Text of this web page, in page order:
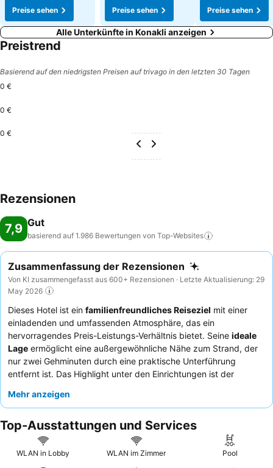
Preise sehen
Preise sehen
Preise sehen
Alle Unterkünfte in Konakli anzeigen
Preistrend
Basierend auf den niedrigsten Preisen auf trivago in den letzten 30 Tagen
0 €
0 €
0 €
Rezensionen
7,9 Gut
basierend auf 1.986 Bewertungen von Top-Websites
Zusammenfassung der Rezensionen
Von KI zusammengefasst aus 600+ Rezensionen · Letzte Aktualisierung: 29
May 2026
Dieses Hotel ist ein familienfreundliches Reiseziel mit einer
einladenden und umfassenden Atmosphäre, das ein
hervorragendes Preis-Leistungs-Verhältnis bietet. Seine ideale
Lage ermöglicht eine außergewöhnliche Nähe zum Strand, der
nur zwei Gehminuten durch eine praktische Unterführung
entfernt ist. Das Highlight unter den Einrichtungen ist der
Aquapark und Rutschen. Die Gäste loben durchweg das
und vielfältigen Speiseoptionen , insbesondere das reichhaltige
Frühstücksbuffet und die frischen Kreationen des Pide-Meisters.
Für ein ruhigeres Erlebnis empfiehlt es sich, ein Zimmer mit
Mehr anzeigen
Top-Ausstattungen und Services
WLAN in Lobby WLAN im Zimmer Pool